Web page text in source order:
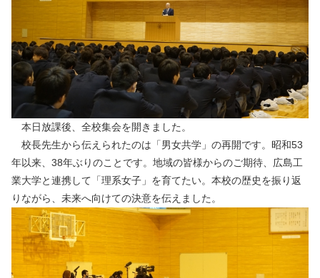
本日放課後、全校集会を開きました。
校長先生から伝えられたのは「男女共学」の再開です。昭和53
年以来、38年ぶりのことです。地域の皆様からのご期待、広島工
業大学と連携して「理系女子」を育てたい。本校の歴史を振り返
りながら、未来へ向けての決意を伝えました。